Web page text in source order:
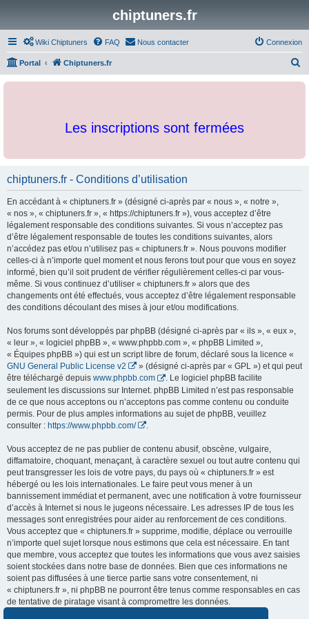
chiptuners.fr
Wiki Chiptuners FAQ Nous contacter Connexion
Portal Chiptuners.fr
c
Les inscriptions sont fermées
chiptuners.fr - Conditions d’utilisation
En accédant à « chiptuners.fr » (désigné ci-après par « nous », « notre »,
« nos », « chiptuners.fr », « https://chiptuners.fr »), vous acceptez d’être
légalement responsable des conditions suivantes. Si vous n’acceptez pas
d’être légalement responsable de toutes les conditions suivantes, alors
n’accédez pas et/ou n’utilisez pas « chiptuners.fr ». Nous pouvons modifier
celles-ci à n’importe quel moment et nous ferons tout pour que vous en soyez
informé, bien qu’il soit prudent de vérifier régulièrement celles-ci par vous-
même. Si vous continuez d’utiliser « chiptuners.fr » alors que des
changements ont été effectués, vous acceptez d’être légalement responsable
des conditions découlant des mises à jour et/ou modifications.
Nos forums sont développés par phpBB (désigné ci-après par « ils », « eux »,
« leur », « logiciel phpBB », « www.phpbb.com », « phpBB Limited »,
« Équipes phpBB ») qui est un script libre de forum, déclaré sous la licence «
GNU General Public License v2
» (désigné ci-après par « GPL ») et qui peut
être téléchargé depuis www.phpbb.com
. Le logiciel phpBB facilite
seulement les discussions sur Internet. phpBB Limited n’est pas responsable
de ce que nous acceptons ou n’acceptons pas comme contenu ou conduite
permis. Pour de plus amples informations au sujet de phpBB, veuillez
consulter : https://www.phpbb.com/
Vous acceptez de ne pas publier de contenu abusif, obscène, vulgaire,
diffamatoire, choquant, menaçant, à caractère sexuel ou tout autre contenu qui
peut transgresser les lois de votre pays, du pays où « chiptuners.fr » est
hébergé ou les lois internationales. Le faire peut vous mener à un
bannissement immédiat et permanent, avec une notification à votre fournisseur
d’accès à Internet si nous le jugeons nécessaire. Les adresses IP de tous les
messages sont enregistrées pour aider au renforcement de ces conditions.
Vous acceptez que « chiptuners.fr » supprime, modifie, déplace ou verrouille
n’importe quel sujet lorsque nous estimons que cela est nécessaire. En tant
que membre, vous acceptez que toutes les informations que vous avez saisies
soient stockées dans notre base de données. Bien que ces informations ne
soient pas diffusées à une tierce partie sans votre consentement, ni
« chiptuners.fr », ni phpBB ne pourront être tenus comme responsables en cas
de tentative de piratage visant à compromettre les données.